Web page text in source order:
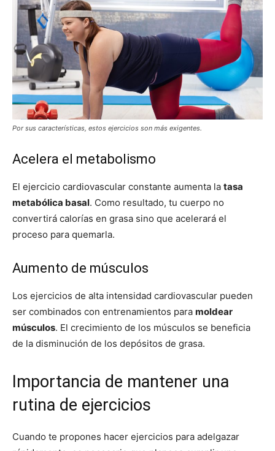
Por sus características, estos ejercicios son más exigentes.
Acelera el metabolismo
El ejercicio cardiovascular constante aumenta la tasa
metabólica basal. Como resultado, tu cuerpo no
convertirá calorías en grasa sino que acelerará el
proceso para quemarla.
Aumento de músculos
Los ejercicios de alta intensidad cardiovascular pueden
ser combinados con entrenamientos para moldear
músculos. El crecimiento de los músculos se beneficia
de la disminución de los depósitos de grasa.
Importancia de mantener una
rutina de ejercicios
Cuando te propones hacer ejercicios para adelgazar